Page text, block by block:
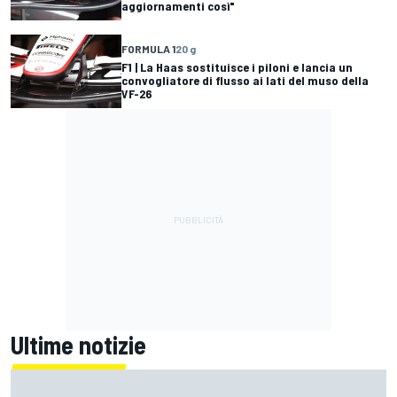
aggiornamenti così"
FORMULA 120 g
F1 | La Haas sostituisce i piloni e lancia un
convogliatore di flusso ai lati del muso della
VF-26
Ultime notizie